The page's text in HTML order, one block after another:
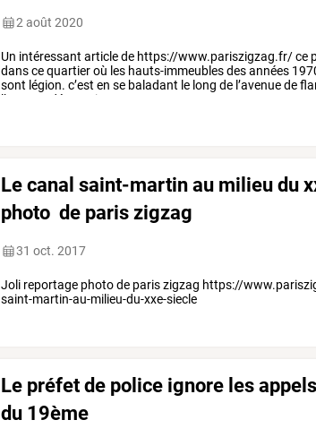
2 août 2020
Un intéressant articlede https://www.pariszigzag.fr/ce
danscequartieroù les hauts-immeublesdesannées
sont légion. c’est en se baladant le long de l’avenuede
l’on
découvrir
Le canal saint-martin au milieu du
photo de paris zigzag
31 oct. 2017
Joli reportage photo de paris zigzag https://
saint-martin-au-milieu-du-xxe-siecle
Le préfet de police ignore les
du 19ème